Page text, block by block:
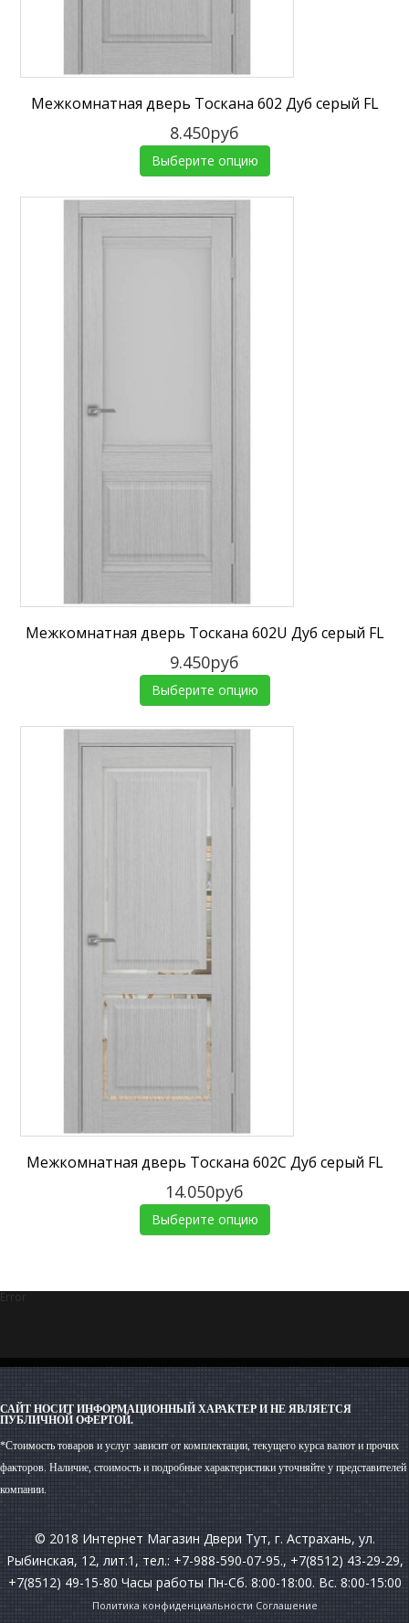
Межкомнатная дверь Тоскана 602 Дуб серый FL
8.450руб
Выберите опцию
Межкомнатная дверь Тоскана 602U Дуб серый FL
9.450руб
Выберите опцию
Межкомнатная дверь Тоскана 602C Дуб серый FL
14.050руб
Выберите опцию
Error
САЙТ НОСИТ ИНФОРМАЦИОННЫЙ ХАРАКТЕР И НЕ ЯВЛЯЕТСЯ
ПУБЛИЧНОЙ ОФЕРТОЙ.
*Стоимость товаров и услуг зависит от комплектации, текущего курса валют и прочих
факторов. Наличие, стоимость и подробные характеристики уточняйте у представителей
компании.
© 2018 Интернет Магазин Двери Тут, г. Астрахань, ул.
Рыбинская, 12, лит.1, тел.: +7-988-590-07-95., +7(8512) 43-29-29,
+7(8512) 49-15-80 Часы работы Пн-Сб. 8:00-18:00. Вс. 8:00-15:00
Политика конфиденциальности Соглашение